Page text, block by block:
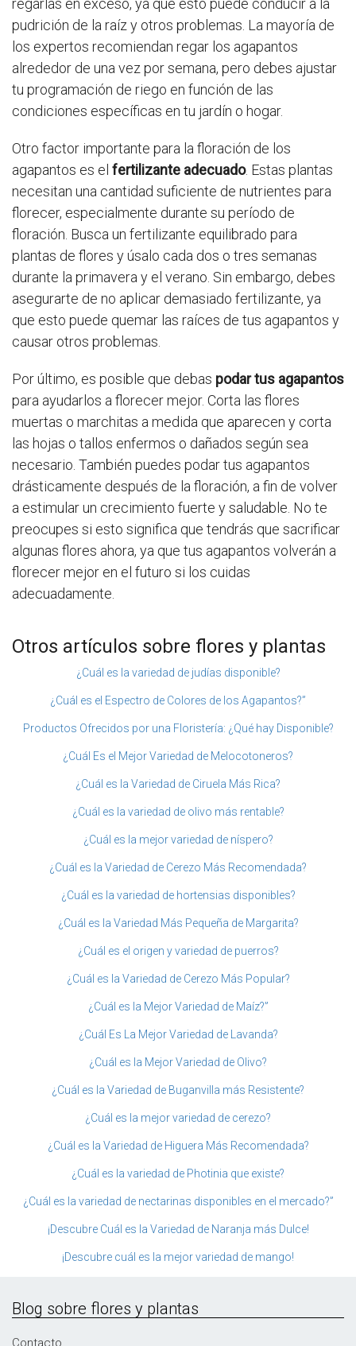
regarlas en exceso, ya que esto puede conducir a la
pudrición de la raíz y otros problemas. La mayoría de
los expertos recomiendan regar los agapantos
alrededor de una vez por semana, pero debes ajustar
tu programación de riego en función de las
condiciones específicas en tu jardín o hogar.
Otro factor importante para la floración de los
agapantos es el fertilizante adecuado. Estas plantas
necesitan una cantidad suficiente de nutrientes para
florecer, especialmente durante su período de
floración. Busca un fertilizante equilibrado para
plantas de flores y úsalo cada dos o tres semanas
durante la primavera y el verano. Sin embargo, debes
asegurarte de no aplicar demasiado fertilizante, ya
que esto puede quemar las raíces de tus agapantos y
causar otros problemas.
Por último, es posible que debas podar tus agapantos
para ayudarlos a florecer mejor. Corta las flores
muertas o marchitas a medida que aparecen y corta
las hojas o tallos enfermos o dañados según sea
necesario. También puedes podar tus agapantos
drásticamente después de la floración, a fin de volver
a estimular un crecimiento fuerte y saludable. No te
preocupes si esto significa que tendrás que sacrificar
algunas flores ahora, ya que tus agapantos volverán a
florecer mejor en el futuro si los cuidas
adecuadamente.
Otros artículos sobre flores y plantas
¿Cuál es la variedad de judías disponible?
¿Cuál es el Espectro de Colores de los Agapantos?”
Productos Ofrecidos por una Floristería: ¿Qué hay Disponible?
¿Cuál Es el Mejor Variedad de Melocotoneros?
¿Cuál es la Variedad de Ciruela Más Rica?
¿Cuál es la variedad de olivo más rentable?
¿Cuál es la mejor variedad de níspero?
¿Cuál es la Variedad de Cerezo Más Recomendada?
¿Cuál es la variedad de hortensias disponibles?
¿Cuál es la Variedad Más Pequeña de Margarita?
¿Cuál es el origen y variedad de puerros?
¿Cuál es la Variedad de Cerezo Más Popular?
¿Cuál es la Mejor Variedad de Maíz?”
¿Cuál Es La Mejor Variedad de Lavanda?
¿Cuál es la Mejor Variedad de Olivo?
¿Cuál es la Variedad de Buganvilla más Resistente?
¿Cuál es la mejor variedad de cerezo?
¿Cuál es la Variedad de Higuera Más Recomendada?
¿Cuál es la variedad de Photinia que existe?
¿Cuál es la variedad de nectarinas disponibles en el mercado?”
¡Descubre Cuál es la Variedad de Naranja más Dulce!
¡Descubre cuál es la mejor variedad de mango!
Blog sobre flores y plantas
Contacto